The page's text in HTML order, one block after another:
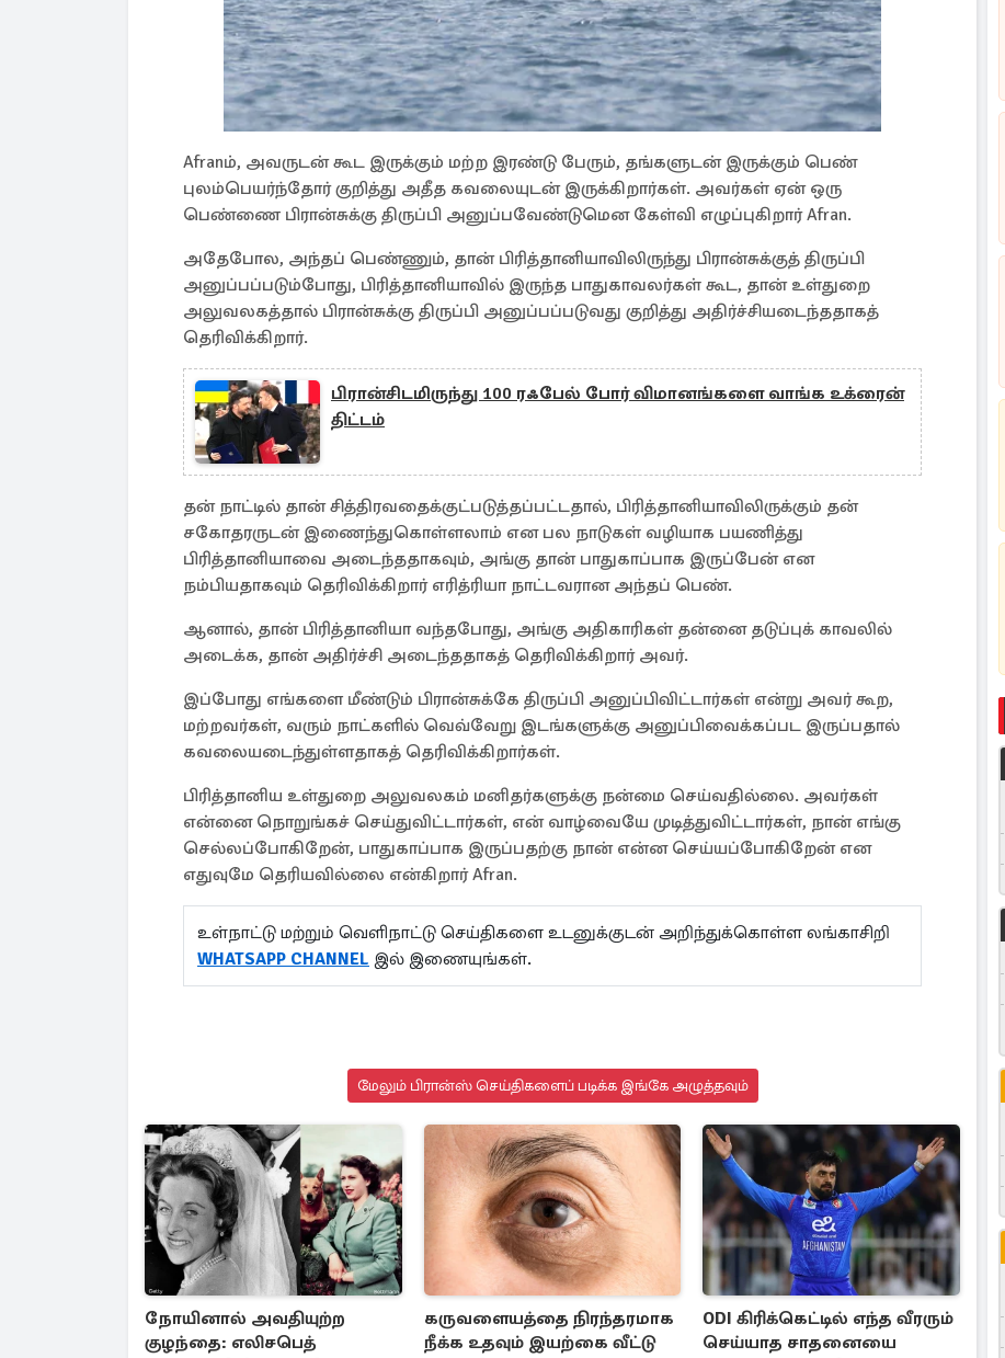
Afranம், அவருடன் கூட இருக்கும் மற்ற இரண்டு பேரும், தங்களுடன் இருக்கும் பெண்
புலம்பெயர்ந்தோர் குறித்து அதீத கவலையுடன் இருக்கிறார்கள். அவர்கள் ஏன் ஒரு
பெண்ணை பிரான்சுக்கு திருப்பி அனுப்பவேண்டுமென கேள்வி எழுப்புகிறார் Afran.
அதேபோல, அந்தப் பெண்ணும், தான் பிரித்தானியாவிலிருந்து பிரான்சுக்குத் திருப்பி
அனுப்பப்படும்போது, பிரித்தானியாவில் இருந்த பாதுகாவலர்கள் கூட, தான் உள்துறை
அலுவலகத்தால் பிரான்சுக்கு திருப்பி அனுப்பப்படுவது குறித்து அதிர்ச்சியடைந்ததாகத்
தெரிவிக்கிறார்.
பிரான்சிடமிருந்து 100 ரஃபேல் போர் விமானங்களை வாங்க உக்ரைன்
திட்டம்
தன் நாட்டில் தான் சித்திரவதைக்குட்படுத்தப்பட்டதால், பிரித்தானியாவிலிருக்கும் தன்
சகோதரருடன் இணைந்துகொள்ளலாம் என பல நாடுகள் வழியாக பயணித்து
பிரித்தானியாவை அடைந்ததாகவும், அங்கு தான் பாதுகாப்பாக இருப்பேன் என
நம்பியதாகவும் தெரிவிக்கிறார் எரித்ரியா நாட்டவரான அந்தப் பெண்.
ஆனால், தான் பிரித்தானியா வந்தபோது, அங்கு அதிகாரிகள் தன்னை தடுப்புக் காவலில்
அடைக்க, தான் அதிர்ச்சி அடைந்ததாகத் தெரிவிக்கிறார் அவர்.
இப்போது எங்களை மீண்டும் பிரான்சுக்கே திருப்பி அனுப்பிவிட்டார்கள் என்று அவர் கூற,
மற்றவர்கள், வரும் நாட்களில் வெவ்வேறு இடங்களுக்கு அனுப்பிவைக்கப்பட இருப்பதால்
கவலையடைந்துள்ளதாகத் தெரிவிக்கிறார்கள்.
பிரித்தானிய உள்துறை அலுவலகம் மனிதர்களுக்கு நன்மை செய்வதில்லை. அவர்கள்
என்னை நொறுங்கச் செய்துவிட்டார்கள், என் வாழ்வையே முடித்துவிட்டார்கள், நான் எங்கு
செல்லப்போகிறேன், பாதுகாப்பாக இருப்பதற்கு நான் என்ன செய்யப்போகிறேன் என
எதுவுமே தெரியவில்லை என்கிறார் Afran.
உள்நாட்டு மற்றும் வெளிநாட்டு செய்திகளை உடனுக்குடன் அறிந்துக்கொள்ள லங்காசிறி
WHATSAPP CHANNEL இல் இணையுங்கள்.
மேலும் பிரான்ஸ் செய்திகளைப் படிக்க இங்கே அழுத்தவும்
நோயினால் அவதியுற்ற
குழந்தை: எலிசபெத்
கருவளையத்தை நிரந்தரமாக
நீக்க உதவும் இயற்கை வீட்டு
ODI கிரிக்கெட்டில் எந்த வீரரும்
செய்யாத சாதனையை